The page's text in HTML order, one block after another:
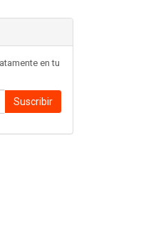
en tu
Suscribir